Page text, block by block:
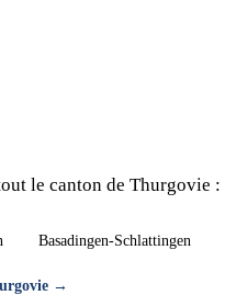
le canton de Thurgovie :
Basadingen-Schlattingen
→